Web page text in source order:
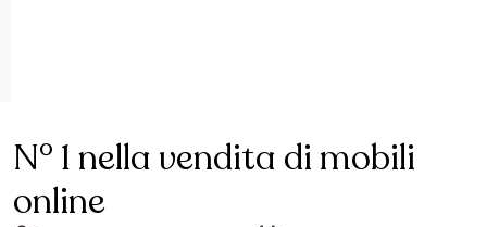
N° 1 nella vendita di mobili
online